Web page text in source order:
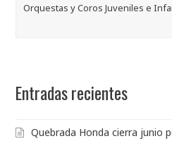
Orquestas y Coros Juveniles e
Entradas recientes
Quebrada Honda cierra junio